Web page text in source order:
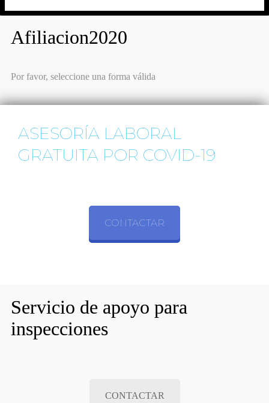
Afiliacion2020
Por favor, seleccione una forma válida
ASESORÍA LABORAL
GRATUITA POR COVID-19
CONTACTAR
Servicio de apoyo para
inspecciones
CONTACTAR